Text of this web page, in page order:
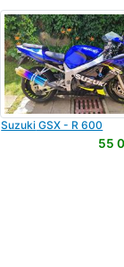
Suzuki GSX - R 600
55